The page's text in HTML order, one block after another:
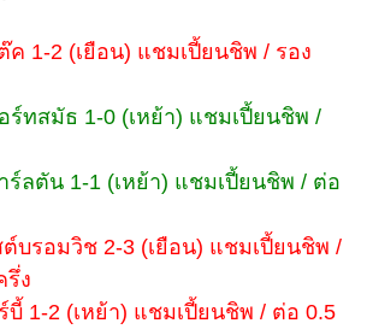
ค 1-2 (เยือน) แชมเปี้ยนชิพ / รอง
ร์ทสมัธ 1-0 (เหย้า) แชมเปี้ยนชิพ /
ร์ลตัน 1-1 (เหย้า) แชมเปี้ยนชิพ / ต่อ
ต์บรอมวิช 2-3 (เยือน) แชมเปี้ยนชิพ /
รึ่ง
บี้ 1-2 (เหย้า) แชมเปี้ยนชิพ / ต่อ 0.5